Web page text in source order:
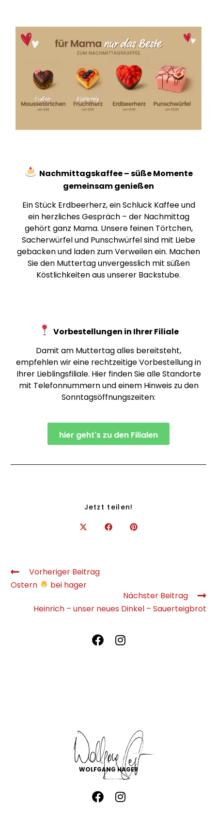
Nachmittagskaffee – süße Momente
gemeinsam genießen
Ein Stück Erdbeerherz, ein Schluck Kaffee und
ein herzliches Gespräch – der Nachmittag
gehört ganz Mama. Unsere feinen Törtchen,
Sacherwürfel und Punschwürfel sind mit Liebe
gebacken und laden zum Verweilen ein. Machen
Sie den Muttertag unvergesslich mit süßen
Köstlichkeiten aus unserer Backstube.
Vorbestellungen in Ihrer Filiale
Damit am Muttertag alles bereitsteht,
empfehlen wir eine rechtzeitige Vorbestellung in
Ihrer Lieblingsfiliale. Hier finden Sie alle Standorte
mit Telefonnummern und einem Hinweis zu den
Sonntagsöffnungszeiten:
hier geht's zu den Filialen
Jetzt teilen!
Vorheriger Beitrag
Ostern
bei hager
Nächster Beitrag
Heinrich – unser neues Dinkel – Sauerteigbrot
WOLFGANG HAGER